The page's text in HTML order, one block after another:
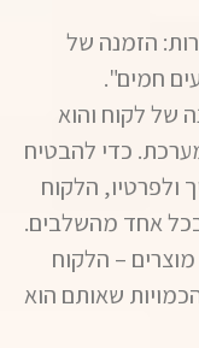
הזמנה של
חמים".
של לקוח והוא
כדי להבטיח
ולפרטיו, הלקוח
אחד מהשלבים.
– הלקוח
שאותם הוא